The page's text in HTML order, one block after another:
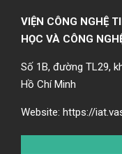
VIỆN CÔNG NGHỆ
HỌC VÀ CÔNG
Số 1B, đường TL29,
Hồ Chí Minh
Website: https://